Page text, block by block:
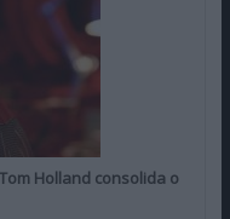
Holland consolida o